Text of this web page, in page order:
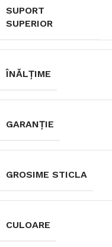
SUPORT
SUPERIOR
ÎNĂLȚIME
GARANȚIE
GROSIME STICLA
CULOARE